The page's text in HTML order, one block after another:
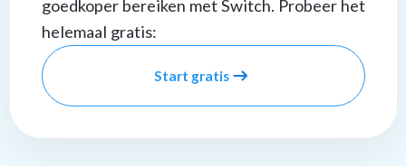
goedkoper bereiken met Switch. Probeer het
helemaal gratis:
Start gratis